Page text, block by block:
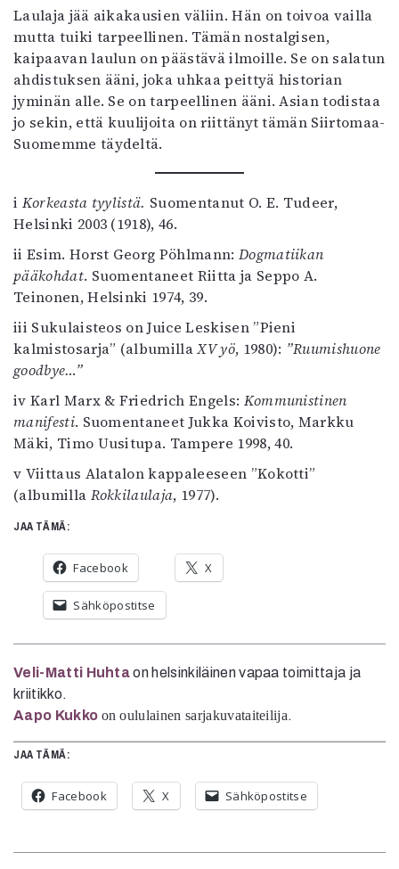
Laulaja jää aikakausien väliin. Hän on toivoa vailla
mutta tuiki tarpeellinen. Tämän nostalgisen,
kaipaavan laulun on päästävä ilmoille. Se on salatun
ahdistuksen ääni, joka uhkaa peittyä historian
jyminän alle. Se on tarpeellinen ääni. Asian todistaa
jo sekin, että kuulijoita on riittänyt tämän Siirtomaa-
Suomemme täydeltä.
i Korkeasta tyylistä. Suomentanut O. E. Tudeer,
Helsinki 2003 (1918), 46.
ii Esim. Horst Georg Pöhlmann: Dogmatiikan
pääkohdat. Suomentaneet Riitta ja Seppo A.
Teinonen, Helsinki 1974, 39.
iii Sukulaisteos on Juice Leskisen ”Pieni
kalmistosarja” (albumillaXV yö, 1980): ”Ruumishuone
goodbye…”
iv Karl Marx & Friedrich Engels: Kommunistinen
manifesti. Suomentaneet Jukka Koivisto, Markku
Mäki, Timo Uusitupa. Tampere 1998, 40.
v Viittaus Alatalon kappaleeseen ”Kokotti”
(albumilla Rokkilaulaja, 1977).
JAA TÄMÄ:
Facebook X
Sähköpostitse
Veli-Matti Huhtaon helsinkiläinen vapaa toimittaja ja
kriitikko.
Aapo Kukko on oululainen sarjakuvataiteilija.
JAA TÄMÄ:
Facebook X Sähköpostitse